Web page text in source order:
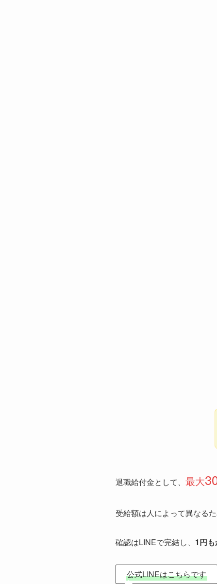
退職給付金として、 最大
受給額は人によって異なる
確認はLINEで完結し、 1円
公式LINEはこちらです